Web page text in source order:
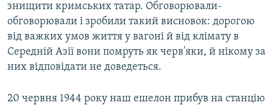
знищити кримських татар. Обговорювали-
обговорювали і зробили такий висновок: дорогою
від важких умов життя у вагоні й від клімату в
Середній Азії вони помруть як черв'яки, й нікому за
них відповідати не доведеться.
20 червня 1944 року наш ешелон прибув на станцію